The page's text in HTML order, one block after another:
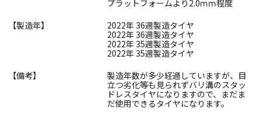
プラットフォームより2.0ｍｍ程度
【製造年】
2022年 36週製造タイヤ
2022年 36週製造タイヤ
2022年 35週製造タイヤ
2022年 35週製造タイヤ
【備考】
製造年数が多少経過していますが、目
立つ劣化等も見られずバリ溝のスタッ
ドレスタイヤになりますので、まだま
だ使用できるタイヤになります。